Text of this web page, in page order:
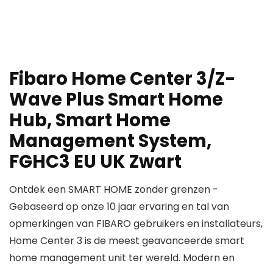
Fibaro Home Center 3/Z-
Wave Plus Smart Home
Hub, Smart Home
Management System,
FGHC3 EU UK Zwart
Ontdek een SMART HOME zonder grenzen -
Gebaseerd op onze 10 jaar ervaring en tal van
opmerkingen van FIBARO gebruikers en installateurs,
Home Center 3 is de meest geavanceerde smart
home management unit ter wereld. Modern en